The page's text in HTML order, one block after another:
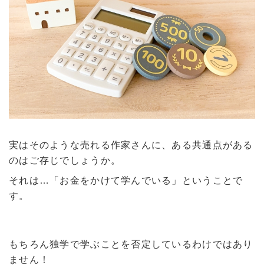
実はそのような売れる作家さんに、ある共通点がある
のはご存じでしょうか。
それは…「お金をかけて学んでいる」ということで
す。
もちろん独学で学ぶことを否定しているわけではあり
ません！